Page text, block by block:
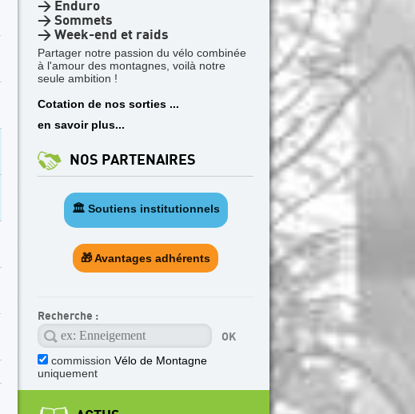
> Enduro
> Sommets
> Week-end et raids
Partager notre passion du vélo combinée
à l'amour des montagnes, voilà notre
seule ambition !
Cotation de nos sorties ...
en savoir plus...
NOS PARTENAIRES
🏛️ Soutiens institutionnels
🎁 Avantages adhérents
Recherche :
commission Vélo de Montagne
uniquement